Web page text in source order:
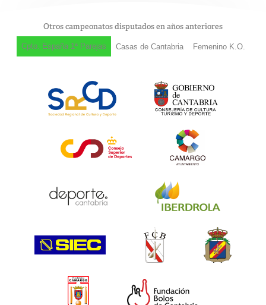
Otros campeonatos disputados en años anteriores
Cpto. España 1ª Parejas Casas de Cantabria Femenino K.O.